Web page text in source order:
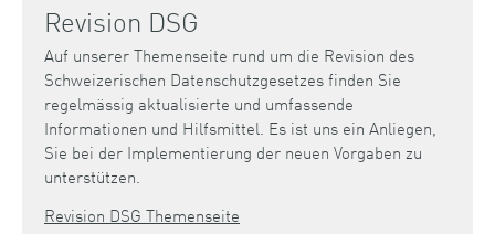
Revision DSG
Auf unserer Themenseite rund um die Revision des
Schweizerischen Datenschutzgesetzes finden Sie
regelmässig aktualisierte und umfassende
Informationen und Hilfsmittel. Es ist uns ein Anliegen,
Sie bei der Implementierung der neuen Vorgaben zu
unterstützen.
Revision DSG Themenseite